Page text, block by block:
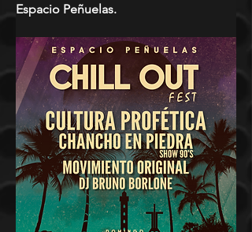
Espacio Peñuelas.